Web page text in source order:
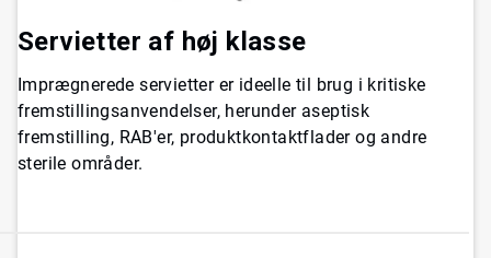
Servietter af høj klasse
Imprægnerede servietter er ideelle til brug i kritiske
fremstillingsanvendelser, herunder aseptisk
fremstilling, RAB'er, produktkontaktflader og andre
sterile områder.